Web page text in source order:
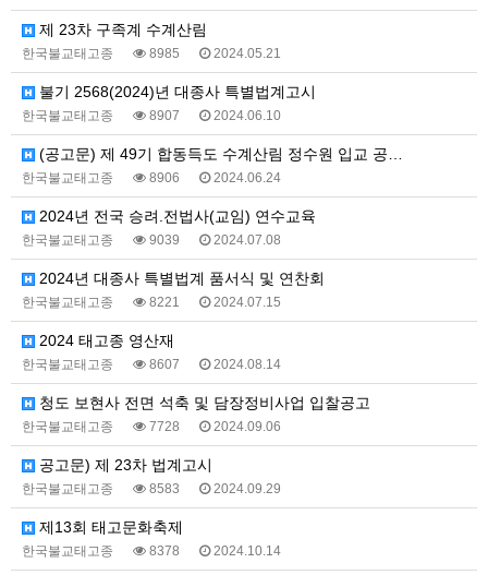
제 23차 구족계 수계산림
한국불교태고종 8985 2024.05.21
불기 2568(2024)년 대종사 특별법계고시
한국불교태고종 8907 2024.06.10
(공고문) 제 49기 합동득도 수계산림 정수원 입교 공…
한국불교태고종 8906 2024.06.24
2024년 전국 승려.전법사(교임) 연수교육
한국불교태고종 9039 2024.07.08
2024년 대종사 특별법계 품서식 및 연찬회
한국불교태고종 8221 2024.07.15
2024 태고종 영산재
한국불교태고종 8607 2024.08.14
청도 보현사 전면 석축 및 담장정비사업 입찰공고
한국불교태고종 7728 2024.09.06
공고문) 제 23차 법계고시
한국불교태고종 8583 2024.09.29
제13회 태고문화축제
한국불교태고종 8378 2024.10.14